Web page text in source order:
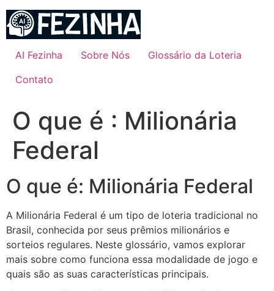
para
conteúdo
AI Fezinha Sobre Nós
Glossário da Loteria
Contato
O que é : Milionária
Federal
O que é: Milionária Federal
A Milionária Federal é um tipo de loteria tradicional no
Brasil, conhecida por seus prêmios milionários e
sorteios regulares. Neste glossário, vamos explorar
mais sobre como funciona essa modalidade de jogo e
quais são as suas características principais.